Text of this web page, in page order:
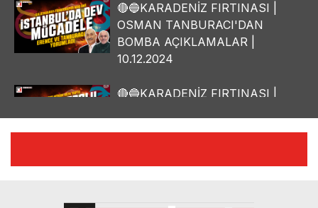
🔴🔵KARADENİZ FIRTINASI |
OSMAN TANBURACI'DAN
BOMBA AÇIKLAMALAR |
10.12.2024
🔴🔵KARADENİZ FIRTINASI |
🔴🔵KARADENİZ FIRTINASI |